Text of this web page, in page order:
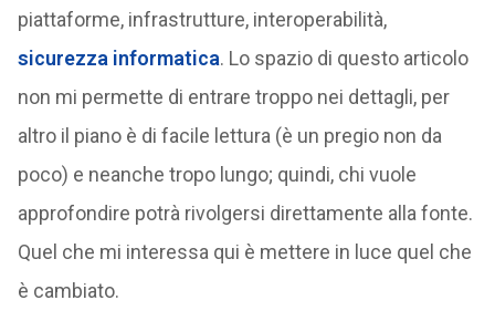
piattaforme, infrastrutture, interoperabilità,
sicurezza informatica. Lo spazio di questo articolo
non mi permette di entrare troppo nei dettagli, per
altro il piano è di facile lettura (è un pregio non da
poco) e neanche tropo lungo; quindi, chi vuole
approfondire potrà rivolgersi direttamente alla fonte.
Quel che mi interessa qui è mettere in luce quel che
è cambiato.